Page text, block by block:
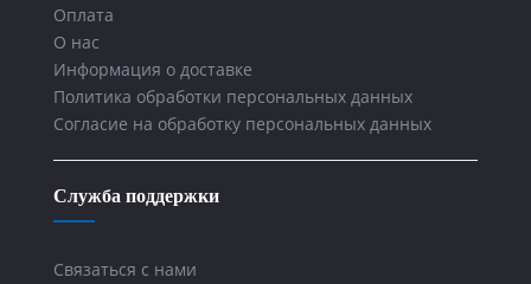
Оплата
О нас
Информация о доставке
Политика обработки персональных данных
Согласие на обработку персональных данных
Служба поддержки
Связаться с нами